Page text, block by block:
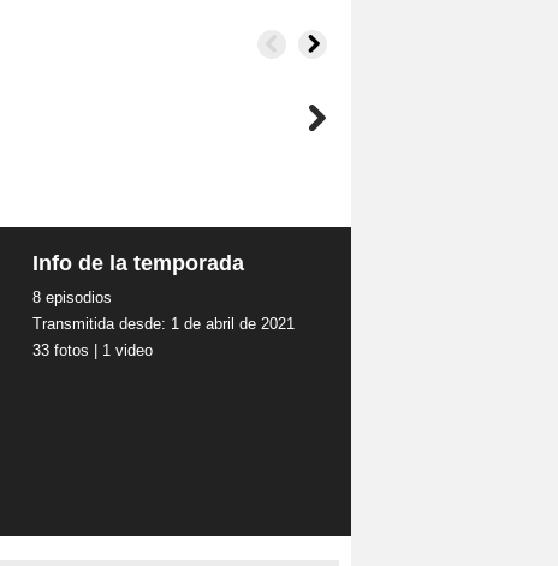
Info de la temporada
8 episodios
Transmitida desde: 1 de abril de 2021
33 fotos
1 video